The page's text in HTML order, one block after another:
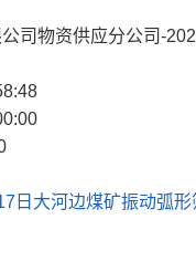
司物资供应分公司-
日大河边煤矿振动弧形